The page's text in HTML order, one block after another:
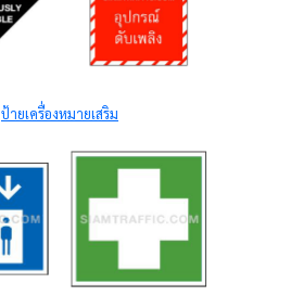
ป้ายเครื่องหมายเสริม